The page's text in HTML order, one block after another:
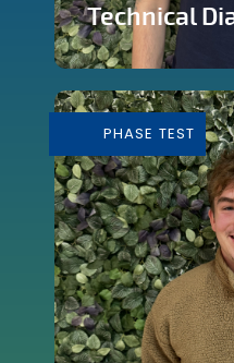
Technical
artistique
En savoir plus
PHASE TEST